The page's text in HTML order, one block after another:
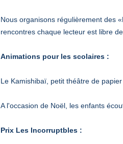
Nous organisons régulièrement des
rencontres chaque lecteur est libre
Animations pour les scolaires :
Le Kamishibaï, petit théâtre de
A l'occasion de Noël, les enfants
Prix Les Incorruptbles :